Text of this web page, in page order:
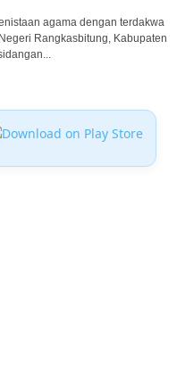
agama dengan terdakwa
Rangkasbitung, Kabupaten